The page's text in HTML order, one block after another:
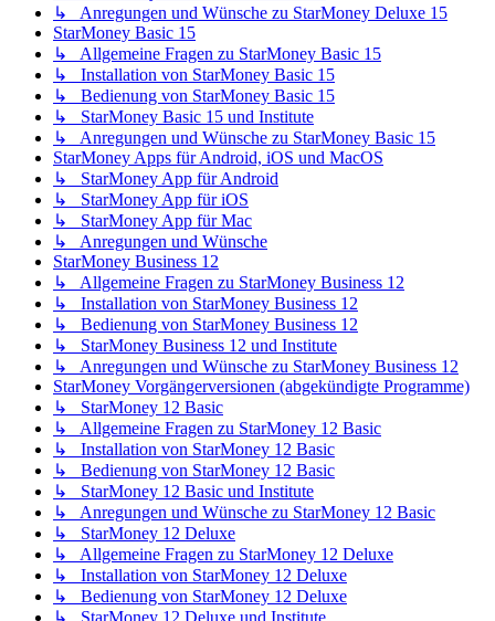
↳ Anregungen und Wünsche zu StarMoney Deluxe 15
StarMoney Basic 15
↳ Allgemeine Fragen zu StarMoney Basic 15
↳ Installation von StarMoney Basic 15
↳ Bedienung von StarMoney Basic 15
↳ StarMoney Basic 15 und Institute
↳ Anregungen und Wünsche zu StarMoney Basic 15
StarMoney Apps für Android, iOS und MacOS
↳ StarMoney App für Android
↳ StarMoney App für iOS
↳ StarMoney App für Mac
↳ Anregungen und Wünsche
StarMoney Business 12
↳ Allgemeine Fragen zu StarMoney Business 12
↳ Installation von StarMoney Business 12
↳ Bedienung von StarMoney Business 12
↳ StarMoney Business 12 und Institute
↳ Anregungen und Wünsche zu StarMoney Business 12
StarMoney Vorgängerversionen (abgekündigte Programme)
↳ StarMoney 12 Basic
↳ Allgemeine Fragen zu StarMoney 12 Basic
↳ Installation von StarMoney 12 Basic
↳ Bedienung von StarMoney 12 Basic
↳ StarMoney 12 Basic und Institute
↳ Anregungen und Wünsche zu StarMoney 12 Basic
↳ StarMoney 12 Deluxe
↳ Allgemeine Fragen zu StarMoney 12 Deluxe
↳ Installation von StarMoney 12 Deluxe
↳ Bedienung von StarMoney 12 Deluxe